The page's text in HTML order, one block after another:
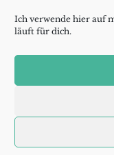
Ich verwende hier auf
läuft für dich.
Copyright